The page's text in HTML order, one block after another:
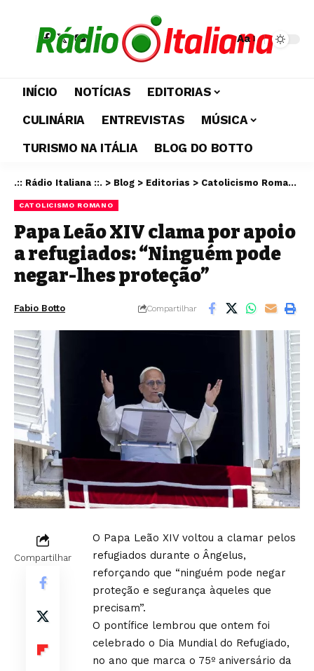
Aa
INÍCIO NOTÍCIAS
EDITORIAS
CULINÁRIA
ENTREVISTAS
MÚSICA
TURISMO NA ITÁLIA
BLOG DO BOTTO
.:: Rádio Italiana ::. > Blog > Editorias > Catolicismo Romano
CATOLICISMO ROMANO
Papa Leão XIV clama por apoio
a refugiados: “Ninguém pode
negar-lhes proteção”
Fabio Botto Compartilhar
Compartilhar
O Papa Leão XIV voltou a clamar pelos
refugiados durante o Ângelus,
reforçando que “ninguém pode negar
proteção e segurança àqueles que
precisam”.
O pontífice lembrou que ontem foi
celebrado o Dia Mundial do Refugiado,
no ano que marca o 75º aniversário da